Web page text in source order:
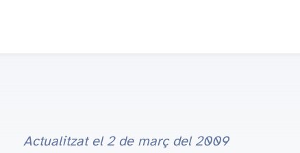
Actualitzat el2 de març del 2009